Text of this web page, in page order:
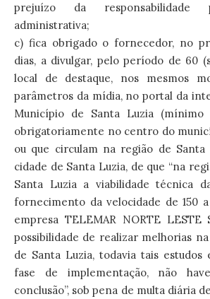
prejuízo da
administrativa;
c) fica obrigado o fornecedor, no
dias, a divulgar, pelo período de 60
local de destaque, nos mesmos
parâmetros da mídia, no portal da
Município de Santa Luzia
obrigatoriamente no centro do
ou que circulam na região de
cidade de Santa Luzia, de que “na
Santa Luzia a viabilidade técnica
fornecimento da velocidade de 150
empresa TELEMAR NORTE
possibilidade de realizar melhorias
de Santa Luzia, todavia tais
fase de implementação, não
conclusão”, sob pena de multa diária